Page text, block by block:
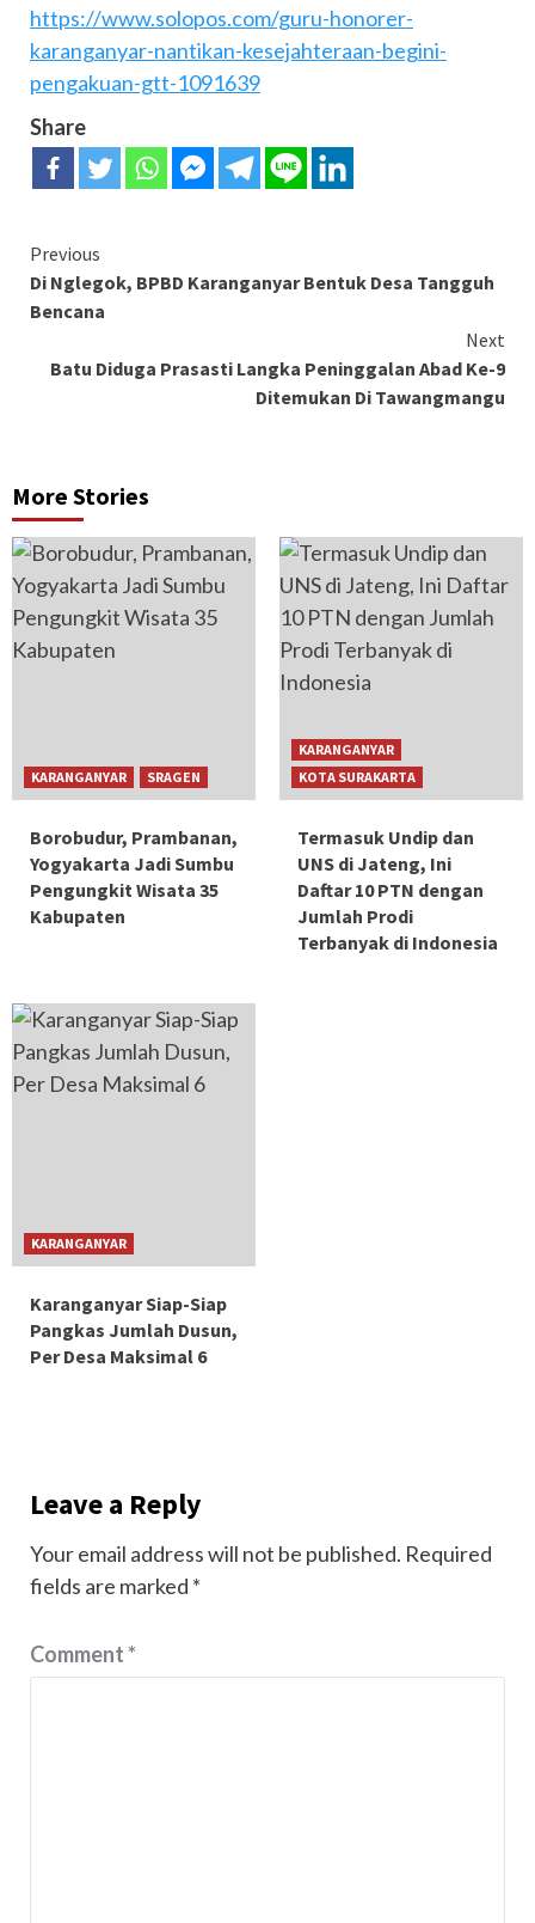
https://www.solopos.com/guru-honorer-
karanganyar-nantikan-kesejahteraan-begini-
pengakuan-gtt-1091639
Share
Continue
Reading
Previous
Di Nglegok, BPBD Karanganyar Bentuk Desa Tangguh
Bencana
Next
Batu Diduga Prasasti Langka Peninggalan Abad Ke-9
Ditemukan Di Tawangmangu
More Stories
KARANGANYAR SRAGEN
Borobudur, Prambanan,
Yogyakarta Jadi Sumbu
Pengungkit Wisata 35
Kabupaten
KARANGANYAR
KOTA SURAKARTA
Termasuk Undip dan
UNS di Jateng, Ini
Daftar 10 PTN dengan
Jumlah Prodi
Terbanyak di Indonesia
KARANGANYAR
Karanganyar Siap-Siap
Pangkas Jumlah Dusun,
Per Desa Maksimal 6
Leave a Reply
Your email address will not be published. Required
fields are marked *
Comment*